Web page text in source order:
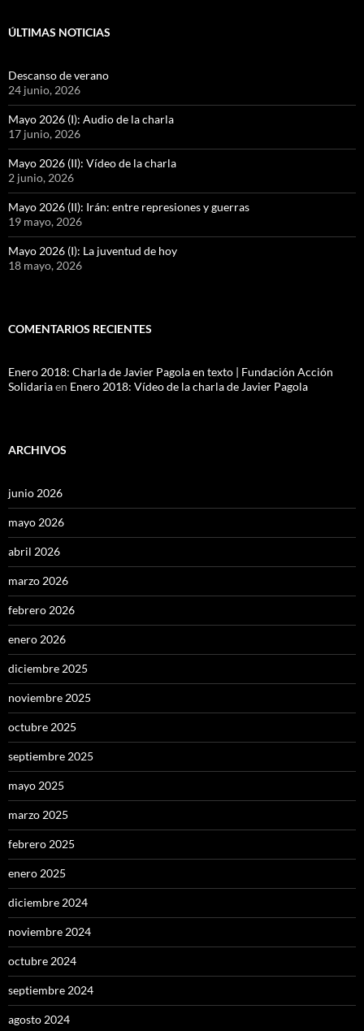
ÚLTIMAS NOTICIAS
Descanso de verano
24 junio, 2026
Mayo 2026 (I): Audio de la charla
17 junio, 2026
Mayo 2026 (II): Vídeo de la charla
2 junio, 2026
Mayo 2026 (II): Irán: entre represiones y guerras
19 mayo, 2026
Mayo 2026 (I): La juventud de hoy
18 mayo, 2026
COMENTARIOS RECIENTES
Enero 2018: Charla de Javier Pagola en texto | Fundación Acción
Solidariaen Enero 2018: Vídeo de la charla de Javier Pagola
ARCHIVOS
junio 2026
mayo 2026
abril 2026
marzo 2026
febrero 2026
enero 2026
diciembre 2025
noviembre 2025
octubre 2025
septiembre 2025
mayo 2025
marzo 2025
febrero 2025
enero 2025
diciembre 2024
noviembre 2024
octubre 2024
septiembre 2024
agosto 2024